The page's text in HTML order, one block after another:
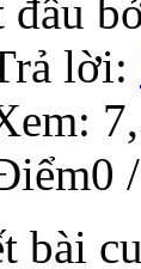
đầu
lời:
bài